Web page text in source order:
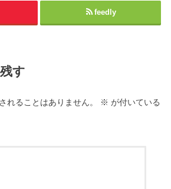
feedly
す
れることはありません。 ※ が付いている